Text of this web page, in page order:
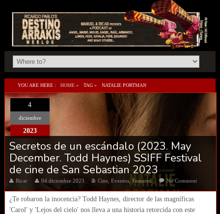
YOU ARE HERE : HOME » TAG » NATALIE PORTMAN
4
diciembre
2023
Secretos de un escándalo (2023. May
December. Todd Haynes) SSIFF Festival
de cine de San Sebastian 2023
Ricar 04 diciembre 2023 Cine, Eventos, Featured No Comment
¿Te robaron la inocencia? Todd Haynes, director de las magníficas
'Carol' y 'Lejos del cielo' nos lleva a una historia retorcida con este